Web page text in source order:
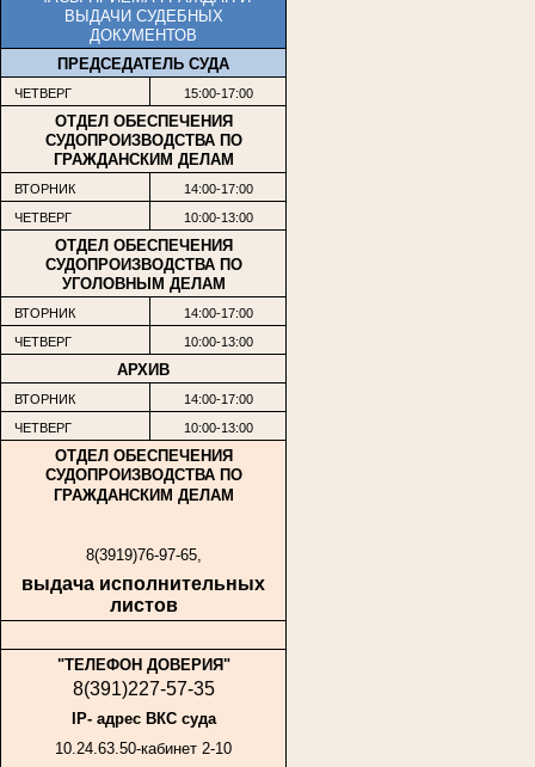
ВЫДАЧИ СУДЕБНЫХ
ДОКУМЕНТОВ
ПРЕДСЕДАТЕЛЬ СУДА
ЧЕТВЕРГ 15:00-17:00
ОТДЕЛ ОБЕСПЕЧЕНИЯ
СУДОПРОИЗВОДСТВА ПО
ГРАЖДАНСКИМ ДЕЛАМ
ВТОРНИК
14:00-17:00
ЧЕТВЕРГ
10:00-13:00
ОТДЕЛ ОБЕСПЕЧЕНИЯ
СУДОПРОИЗВОДСТВА ПО
УГОЛОВНЫМ ДЕЛАМ
ВТОРНИК
14:00-17:00
ЧЕТВЕРГ
10:00-13:00
АРХИВ
ВТОРНИК
14:00-17:00
ЧЕТВЕРГ
10:00-13:00
ОТДЕЛ ОБЕСПЕЧЕНИЯ
СУДОПРОИЗВОДСТВА ПО
ГРАЖДАНСКИМ ДЕЛАМ
8(3919)76-97-65,
выдача исполнительных
листов
"ТЕЛЕФОН ДОВЕРИЯ"
8(391)227-57-35
IP- адрес ВКС суда
10.24.63.50-кабинет 2-10